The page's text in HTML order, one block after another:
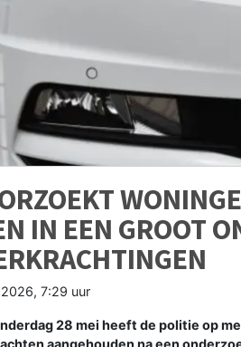
IN EEN GROOT
7:29 uur
28 mei heeft de politie op
aangehouden na een